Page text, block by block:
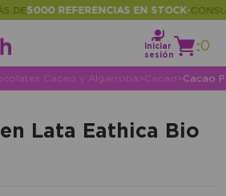
5000 REFERENCIAS EN STOCK•
Iniciar
sesión
:0
Cacao y Algarroba>Cacao>Cacao
Lata Eathica Bio